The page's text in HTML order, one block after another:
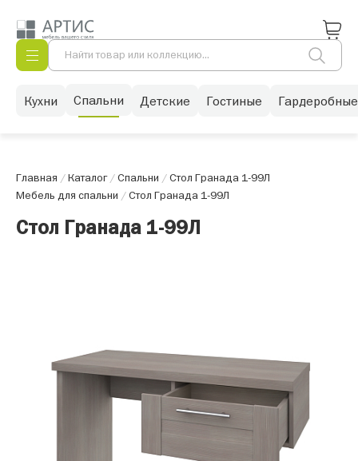
Кухни Спальни Детские Гостиные Гардеробные
Главная /Каталог/Спальни /Стол Гранада 1-99Л
Мебель для спальни /Стол Гранада 1-99Л
Стол Гранада 1-99Л